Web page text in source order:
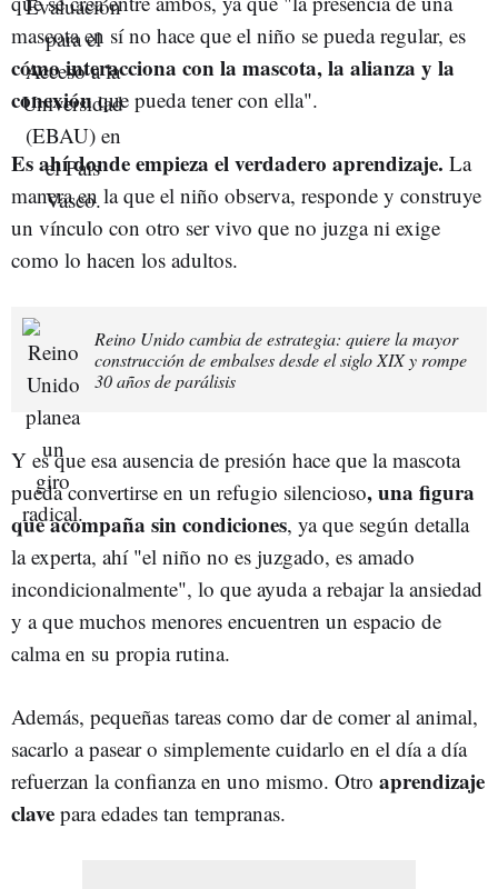
mascota en sí no hace que el niño se pueda regular, es
cómo interacciona con la mascota, la alianza y la
conexiónque pueda tener con ella".
Es ahí donde empieza el verdadero aprendizaje. La
manera en la que el niño observa, responde y construye
un vínculo con otro ser vivo que no juzga ni exige
como lo hacen los adultos.
Reino Unido cambia de estrategia: quiere la mayor
construcción de embalses desde el siglo XIX y rompe
30 años de parálisis
Y es que esa ausencia de presión hace que la mascota
pueda convertirse en un refugio silencioso, una figura
que acompaña sin condiciones, ya que según detalla
la experta, ahí "el niño no es juzgado, es amado
incondicionalmente", lo que ayuda a rebajar la ansiedad
y a que muchos menores encuentren un espacio de
calma en su propia rutina.
Además, pequeñas tareas como dar de comer al animal,
sacarlo a pasear o simplemente cuidarlo en el día a día
refuerzan la confianza en uno mismo. Otro aprendizaje
clave para edades tan tempranas.